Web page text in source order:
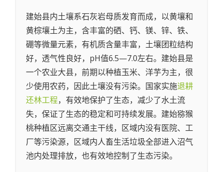
建始县内土壤系石灰岩母质发育而成，以黄壤和
黄棕壤土为主，含丰富的硒、钙、镁、锌、铁、
硼等微量元素，有机质含量丰富，土壤团粒结构
好，透气性良好，pH值6.5—7.0左右。建始县是
一个农业大县，前期以种植玉米、洋芋为主，很
少使用农药，因此土壤没有污染。国家实施退耕
还林工程，有效地保护了生态，减少了水土流
失，保证了生态的稳定和可持续发展。建始猕猴
桃种植区远离交通主干线，区域内没有医院、工
厂等污染源，区域内人畜生活垃圾全部进入沼气
池内处理排放，也有效地控制了生态污染。